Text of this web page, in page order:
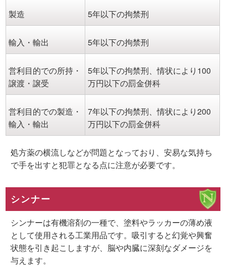
製造 5年以下の拘禁刑
輸入・輸出 5年以下の拘禁刑
営利目的での所持・
譲渡・譲受
5年以下の拘禁刑、情状により100
万円以下の罰金併科
営利目的での製造・
輸入・輸出
7年以下の拘禁刑、情状により200
万円以下の罰金併科
処方薬の横流しなどが問題となっており、安易な気持ち
で手を出すと犯罪となる点に注意が必要です。
シンナー
シンナーは有機溶剤の一種で、塗料やラッカーの薄め液
として使用される工業用品です。吸引すると幻覚や興奮
状態を引き起こしますが、脳や内臓に深刻なダメージを
与えます。